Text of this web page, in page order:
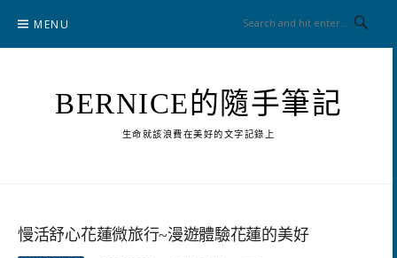
content
MENU
BERNICE的隨手筆記
生命就該浪費在美好的文字記錄上
慢活舒心花蓮微旅行~漫遊體驗花蓮的美好